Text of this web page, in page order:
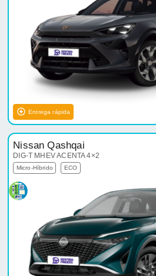
Entrega rápida
Nissan Qashqai
DIG-T MHEV ACENTA 4×2
Micro-Híbrido ECO